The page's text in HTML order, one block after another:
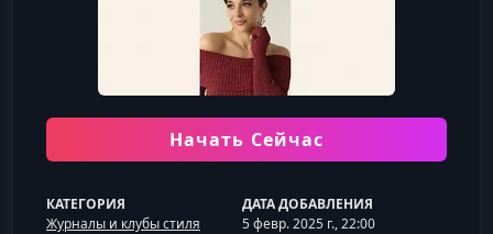
Начать Сейчас
КАТЕГОРИЯ
Журналы и клубы стиля
ДАТА ДОБАВЛЕНИЯ
5 февр. 2025 г., 22:00